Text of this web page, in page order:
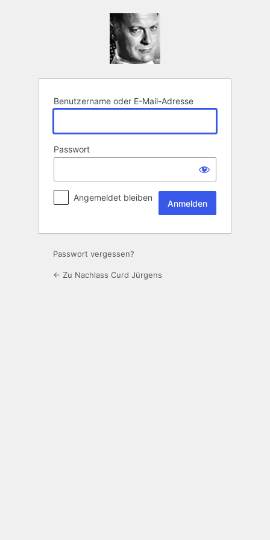
Benutzername oder E-Mail-Adresse
Passwort
Angemeldet bleiben
Passwort vergessen?
← Zu Nachlass Curd Jürgens